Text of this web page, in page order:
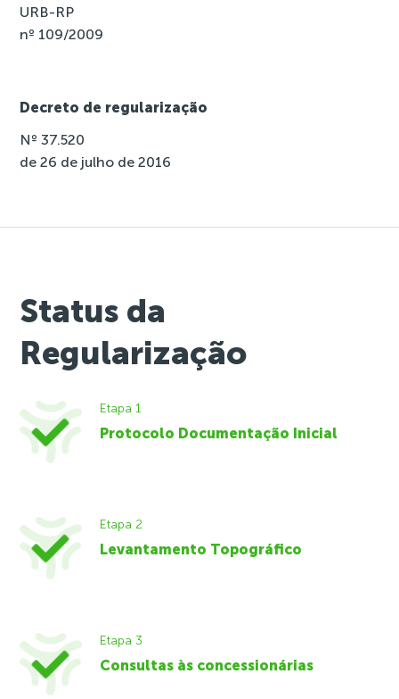
URB-RP
nº 109/2009
Decreto de regularização
Nº 37.520
de 26 de julho de 2016
Status da
Regularização
Etapa 1
Protocolo Documentação Inicial
Etapa 2
Levantamento Topográfico
Etapa 3
Consultas às concessionárias